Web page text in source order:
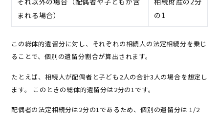
まれる場合）
の1
この総体的遺留分に対し、それぞれの相続人の法定相続分を乗じ
ることで、個別の遺留分割合が算出されます。
たとえば、相続人が配偶者と子ども2人の合計3人の場合を想定し
ます。 このときの総体的遺留分は2分の1です。
配偶者の法定相続分は2分の1であるため、個別の遺留分は 1/2